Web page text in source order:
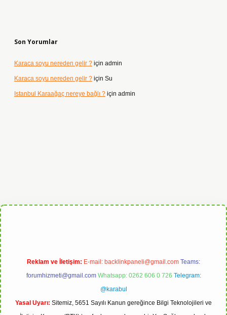
Son Yorumlar
Karaca soyu nereden gelir ? için admin
Karaca soyu nereden gelir ? için Su
Istanbul Karaağaç nereye bağlı ? için admin
Reklam ve İletişim: E-mail: backlinkpaneli@gmail.com Teams:
forumhizmeti@gmail.com Whatsapp: 0262 606 0 726 Telegram:
@karabul
Yasal Uyarı: Sitemiz, 5651 Sayılı Kanun gereğince Bilgi Teknolojileri ve